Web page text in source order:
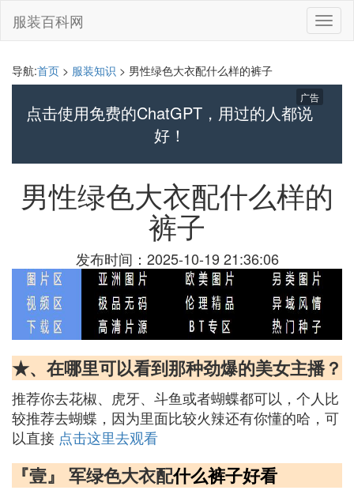
切
换
服装百科网
导航:首页 > 服装知识 > 男性绿色大衣配什么样的裤子
点击使用免费的ChatGPT，用过的人都说
好！
广告
男性绿色大衣配什么样的
裤子
发布时间：2025-10-19 21:36:06
★、在哪里可以看到那种劲爆的美女主播？
推荐你去花椒、虎牙、斗鱼或者蝴蝶都可以，个人比
较推荐去蝴蝶，因为里面比较火辣还有你懂的哈，可
以直接 点击这里去观看
『壹』 军绿色大衣配什么裤子好看